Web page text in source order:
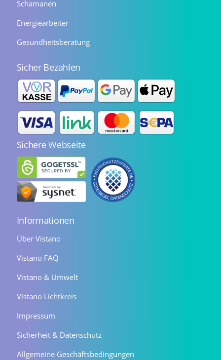
Schamanen
Energiearbeiter
Gesundheitsberatung
Sicher Bezahlen
Sichere Webseite
Informationen
Über Vistano
Vistano FAQ
Vistano & Umwelt
Vistano Lichtkreis
Impressum
Sicherheit & Datenschutz
Allgemeine Geschäftsbedingungen